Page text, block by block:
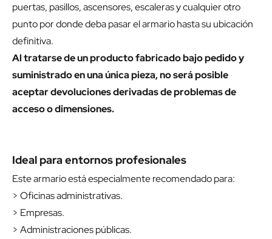
puertas, pasillos, ascensores, escaleras y cualquier otro
punto por donde deba pasar el armario hasta su ubicación
definitiva.
Al tratarse de un producto fabricado bajo pedido y
suministrado en una única pieza, no será posible
aceptar devoluciones derivadas de problemas de
acceso o dimensiones.
Ideal para entornos profesionales
Este armario está especialmente recomendado para:
> Oficinas administrativas.
> Empresas.
> Administraciones públicas.